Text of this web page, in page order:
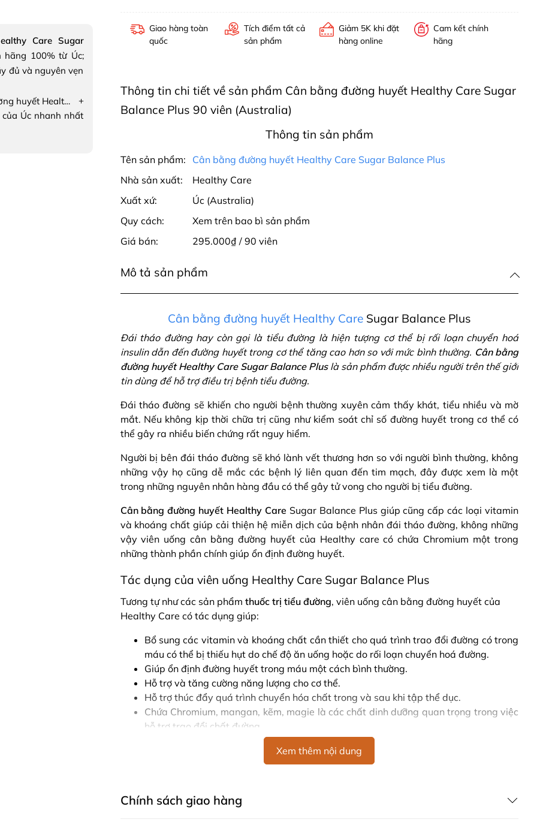
Care Sugar
hãng 100% từ Úc;
đủ và nguyên vẹn
Cân bằng đường huyết Healthy Care Sugar Balance Plus+
Úc nhanh nhất
Giao hàng toàn
quốc
Tích điểm tất cả
sản phẩm
Giảm 5K khi đặt
hàng online
Cam kết chính
hãng
Thông tin chi tiết về sản phẩm Cân bằng đường huyết Healthy Care Sugar
Balance Plus 90 viên (Australia)
Thông tin sản phẩm
Tên sản phẩm:
Cân bằng đường huyết Healthy Care Sugar Balance Plus
Nhà sản xuất:
Healthy Care
Xuất xứ:
Úc (Australia)
Quy cách:
Xem trên bao bì sản phẩm
Giá bán:
295.000₫ / 90 viên
Mô tả sản phẩm
Cân bằng đường huyết Healthy CareSugar Balance Plus
Đái tháo đường hay còn gọi là tiểu đường là hiện tượng cơ thể bị rối loạn chuyển hoá
insulin dẫn đến đường huyết trong cơ thể tăng cao hơn so với mức bình thường. Cân bằng
đường huyết Healthy Care Sugar Balance Pluslà sản phẩm được nhiều người trên thế giới
tin dùng để hỗ trợ điều trị bệnh tiểu đường.
Đái tháo đường sẽ khiến cho người bệnh thường xuyên cảm thấy khát, tiểu nhiều và mờ
mắt. Nếu không kịp thời chữa trị cũng như kiểm soát chỉ số đường huyết trong cơ thể có
thể gây ra nhiều biến chứng rất nguy hiểm.
Người bị bên đái tháo đường sẽ khó lành vết thương hơn so với người bình thường, không
những vậy họ cũng dễ mắc các bệnh lý liên quan đến tim mạch, đây được xem là một
trong những nguyên nhân hàng đầu có thể gây tử vong cho người bị tiểu đường.
Cân bằng đường huyết Healthy Care Sugar Balance Plus giúp cũng cấp các loại vitamin
và khoáng chất giúp cải thiện hệ miễn dịch của bệnh nhân đái tháo đường, không những
vậy viên uống cân bằng đường huyết của Healthy care có chứa Chromium một trong
những thành phần chính giúp ổn định đường huyết.
Tác dụng của viên uống Healthy Care Sugar Balance Plus
Tương tự như các sản phẩm thuốc trị tiểu đường, viên uống cân bằng đường huyết của
Healthy Care có tác dụng giúp:
Bổ sung các vitamin và khoáng chất cần thiết cho quá trình trao đổi đường có trong
máu có thể bị thiếu hụt do chế độ ăn uống hoặc do rối loạn chuyển hoá đường.
Giúp ổn định đường huyết trong máu một cách bình thường.
Hỗ trợ và tăng cường năng lượng cho cơ thể.
Hỗ trợ thúc đẩy quá trình chuyển hóa chất trong và sau khi tập thể dục.
Chứa Chromium, mangan, kẽm, magie là các chất dinh dưỡng quan trọng trong việc
hỗ trợ trao đổi chất đường.
Hướng dẫn sử dụng Cân bằng đường huyết Healthy Care Sugar Balance
Người lớn: 3 viên/3 lần sau mỗi bữa ăn.
Xem thêm nội dung
Chính sách giao hàng